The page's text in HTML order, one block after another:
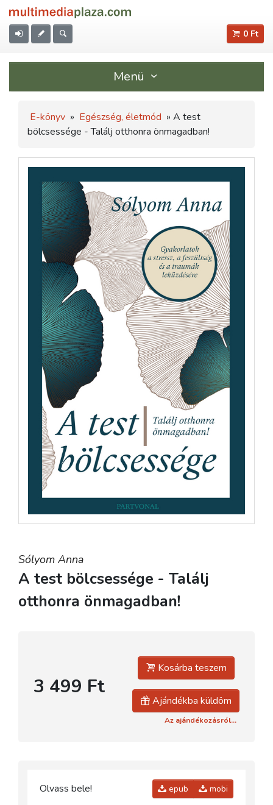
0 Ft
Menü
E-könyv » Egészség, életmód » A test
bölcsessége - Találj otthonra önmagadban!
Sólyom Anna
A test bölcsessége - Találj
otthonra önmagadban!
3 499 Ft
Kosárba teszem
Ajándékba küldöm
Az ajándékozásról...
Olvass bele! epub mobi